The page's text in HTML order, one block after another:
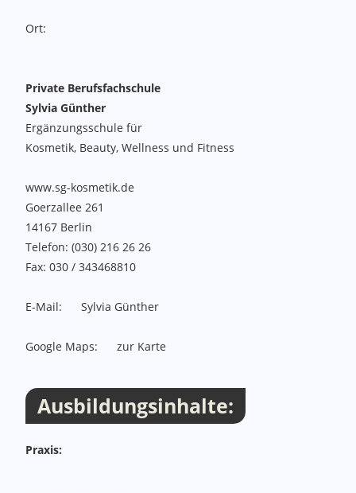
Ort:
Private Berufsfachschule
Sylvia Günther
Ergänzungsschule für
Kosmetik, Beauty, Wellness und Fitness
www.sg-kosmetik.de
Goerzallee 261
14167 Berlin
Telefon:(030) 216 26 26
Fax:030 / 343468810
E-Mail: Sylvia Günther
Google Maps: zur Karte
Ausbildungsinhalte:
Praxis: